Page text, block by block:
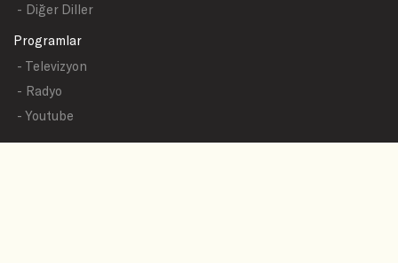
- Diğer Diller
Programlar
- Televizyon
- Radyo
- Youtube
Yazışmalar